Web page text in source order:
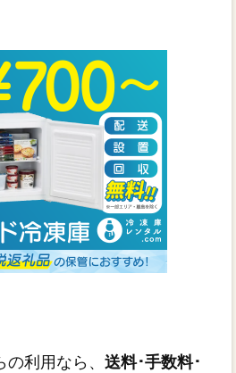
の利用なら、 送料･手数料･